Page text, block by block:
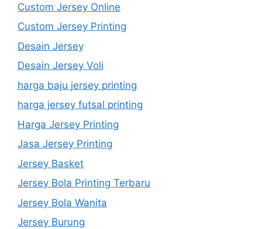
Custom Jersey Online
Custom Jersey Printing
Desain Jersey
Desain Jersey Voli
harga baju jersey printing
harga jersey futsal printing
Harga Jersey Printing
Jasa Jersey Printing
Jersey Basket
Jersey Bola Printing Terbaru
Jersey Bola Wanita
Jersey Burung